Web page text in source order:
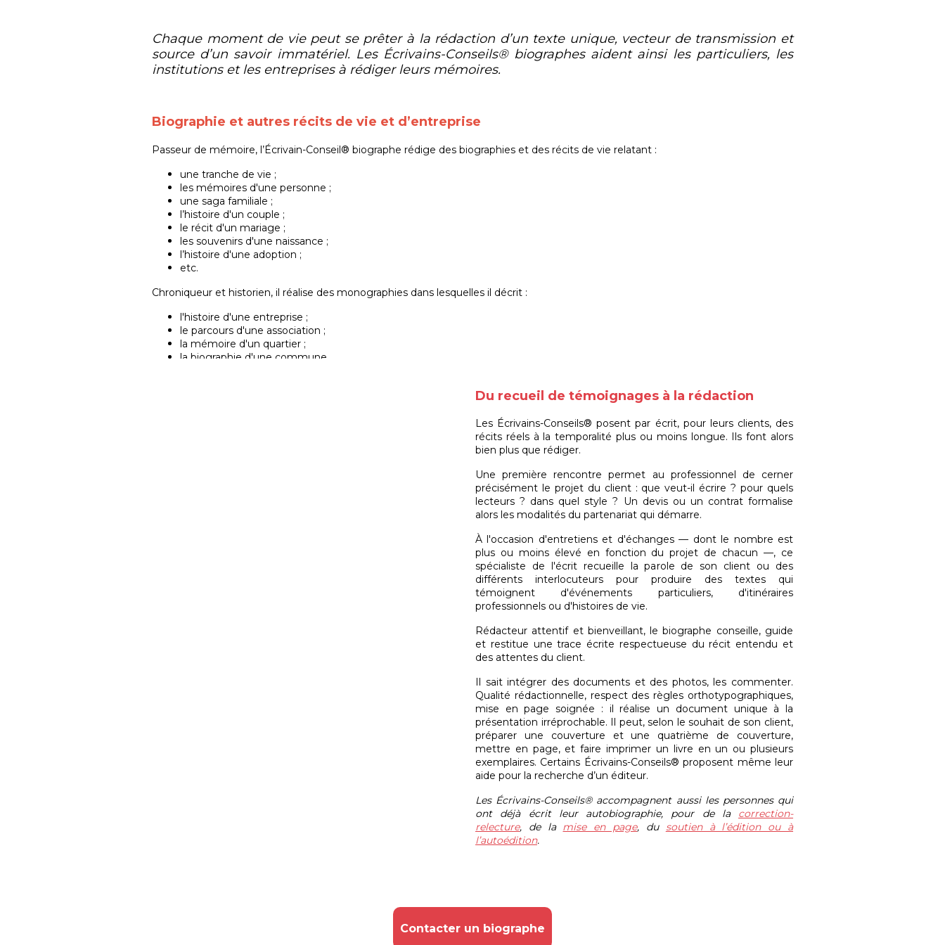
Chaque moment de vie peut se prêter à la rédaction d’un texte unique, vecteur de transmission et
source d’un savoir immatériel. Les Écrivains-Conseils® biographes aident ainsi les particuliers, les
institutions et les entreprises à rédiger leurs mémoires.
Biographie et autres récits de vie et d’entreprise
Passeur de mémoire, l’Écrivain-Conseil® biographe rédige des biographies et des récits de vie relatant :
une tranche de vie ;
les mémoires d'une personne ;
une saga familiale ;
l’histoire d'un couple ;
le récit d'un mariage ;
les souvenirs d'une naissance ;
l’histoire d'une adoption ;
etc.
Chroniqueur et historien, il réalise des monographies dans lesquelles il décrit :
l'histoire d'une entreprise ;
le parcours d'une association ;
la mémoire d'un quartier ;
la biographie d'une commune.
Du recueil de témoignages à la rédaction
Les Écrivains-Conseils® posent par écrit, pour leurs clients, des
récits réels à la temporalité plus ou moins longue. Ils font alors
bien plus que rédiger.
Une première rencontre permet au professionnel de cerner
précisément le projet du client : que veut-il écrire ? pour quels
lecteurs ? dans quel style ? Un devis ou un contrat formalise
alors les modalités du partenariat qui démarre.
À l'occasion d'entretiens et d'échanges — dont le nombre est
plus ou moins élevé en fonction du projet de chacun —, ce
spécialiste de l'écrit recueille la parole de son client ou des
différents interlocuteurs pour produire des textes qui
témoignent d'événements particuliers, d'itinéraires
professionnels ou d'histoires de vie.
Rédacteur attentif et bienveillant, le biographe conseille, guide
et restitue une trace écrite respectueuse du récit entendu et
des attentes du client.
Il sait intégrer des documents et des photos, les commenter.
Qualité rédactionnelle, respect des règles orthotypographiques,
mise en page soignée : il réalise un document unique à la
présentation irréprochable. Il peut, selon le souhait de son client,
préparer une couverture et une quatrième de couverture,
mettre en page, et faire imprimer un livre en un ou plusieurs
exemplaires. Certains Écrivains-Conseils® proposent même leur
aide pour la recherche d’un éditeur.
Les Écrivains-Conseils® accompagnent aussi les personnes qui
ont déjà écrit leur autobiographie, pour de la correction-
relecture, de la mise en page, du soutien à l’édition ou à
l’autoédition.
Contacter un biographe